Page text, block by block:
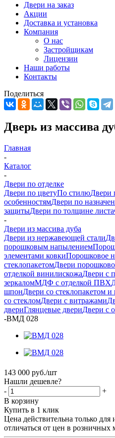
Двери на заказ
Акции
Доставка и установка
Компания
О нас
Застройщикам
Лицензии
Наши работы
Контакты
Поделиться
Дверь из массива
Главная
-
Каталог
-
Двери по отделке
Двери по цветуПо стилюДвери
особенностямДвери по
защитыДвери по толщине листа
-
Двери из массива дуба
Двери из нержавеющей стали
порошковым напылением
элементами ковкиПорошковое
стеклопакетомДвери
отделкой винилискожаДвери с
зеркаломМДФ с отделкой ПВХ
шпонДвери со стеклопакетом и
со стекломДвери с витражами
двериГлянцевые двериДвери с
-ВМД 028
143 000 руб./шт
Нашли дешевле?
-
+
В корзину
Купить в 1 клик
Цена действительна только
отличаться от цен в розничных